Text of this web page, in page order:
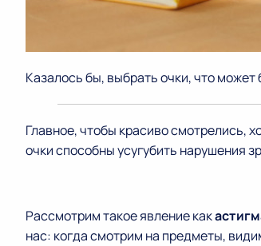
Казалось бы, выбрать очки, что
Главное, чтобы красиво смотрелись,
очки способны усугубить нарушения
Рассмотрим такое явление как
нас: когда смотрим на предметы,